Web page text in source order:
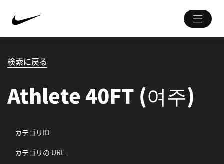
検索に戻る
Athlete 40FT (여주)
カテゴリID
カテゴリの URL